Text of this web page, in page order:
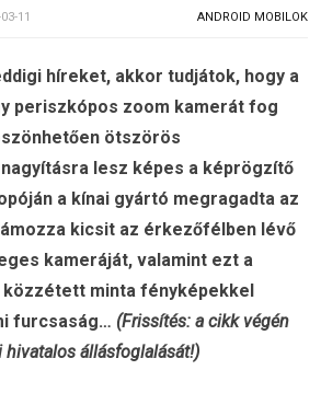
11 ANDROID MOBILOK
híreket, akkor tudjátok, hogy a
periszkópos zoom kamerát fog
ötszörös
lesz képes a képrögzítő
a kínai gyártó megragadta az
kicsit az érkezőfélben lévő
kameráját, valamint ezt a
minta fényképekkel
furcsaság… (Frissítés: a cikk végén
hivatalos állásfoglalását!)